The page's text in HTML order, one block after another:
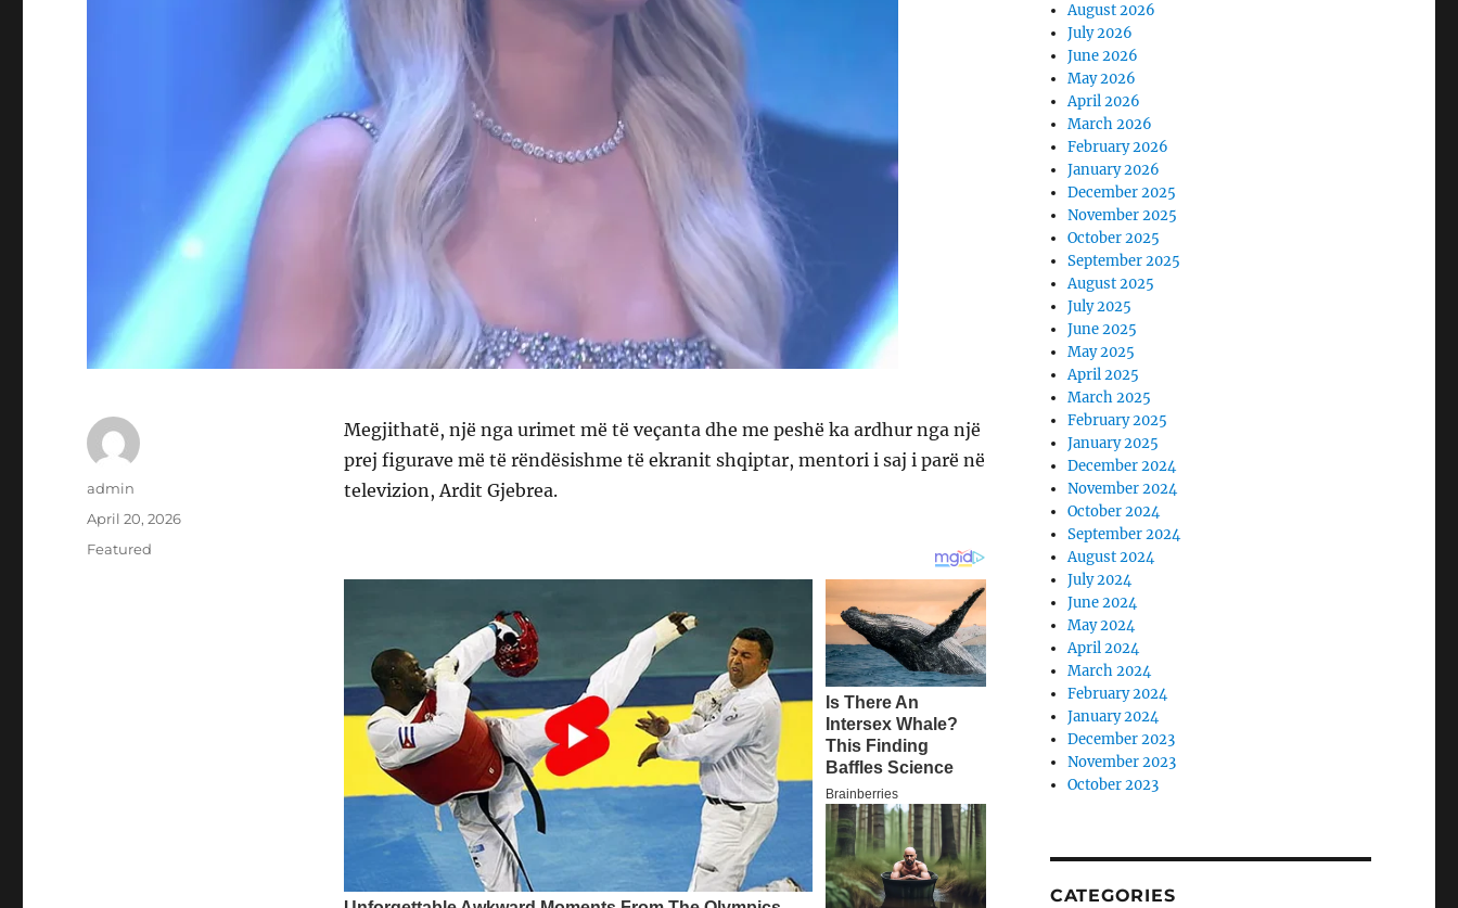
Megjithatë, një nga urimet më të veçanta dhe me peshë ka ardhur nga një
prej figurave më të rëndësishme të ekranit shqiptar, mentori i saj i parë në
televizion, Ardit Gjebrea.
Author
admin
Posted
April 20, 2026
Categories
Featured
August 2026
July 2026
June 2026
May 2026
April 2026
March 2026
February 2026
January 2026
December 2025
November 2025
October 2025
September 2025
August 2025
July 2025
June 2025
May 2025
April 2025
March 2025
February 2025
January 2025
December 2024
November 2024
October 2024
September 2024
August 2024
July 2024
June 2024
May 2024
April 2024
March 2024
February 2024
January 2024
December 2023
November 2023
October 2023
CATEGORIES